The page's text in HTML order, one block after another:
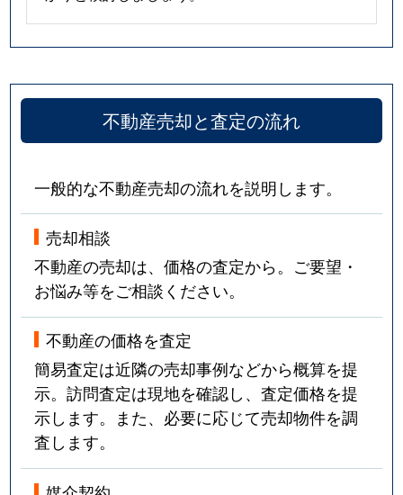
不動産売却と査定の流れ
一般的な不動産売却の流れを説明します。
売却相談
不動産の売却は、価格の査定から。ご要望・
お悩み等をご相談ください。
不動産の価格を査定
簡易査定は近隣の売却事例などから概算を提
示。訪問査定は現地を確認し、査定価格を提
示します。また、必要に応じて売却物件を調
査します。